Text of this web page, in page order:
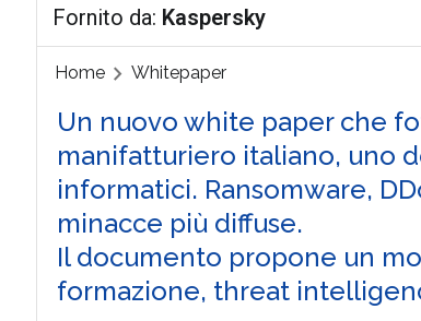
Fornito da: Kaspersky
Home Whitepaper
Un nuovo white paper che
manifatturiero italiano, uno
informatici. Ransomware,
minacce più diffuse.
Il documento propone un
formazione, threat